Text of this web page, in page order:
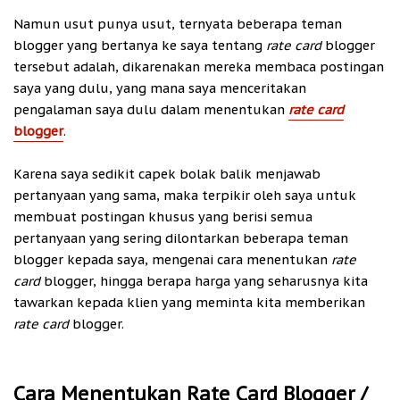
Namun usut punya usut, ternyata beberapa teman
blogger yang bertanya ke saya tentang rate cardblogger
tersebut adalah, dikarenakan mereka membaca postingan
saya yang dulu, yang mana saya menceritakan
pengalaman saya dulu dalam menentukan rate card
blogger.
Karena saya sedikit capek bolak balik menjawab
pertanyaan yang sama, maka terpikir oleh saya untuk
membuat postingan khusus yang berisi semua
pertanyaan yang sering dilontarkan beberapa teman
blogger kepada saya, mengenai cara menentukan rate
cardblogger, hingga berapa harga yang seharusnya kita
tawarkan kepada klien yang meminta kita memberikan
rate cardblogger.
Cara Menentukan Rate Card Blogger /